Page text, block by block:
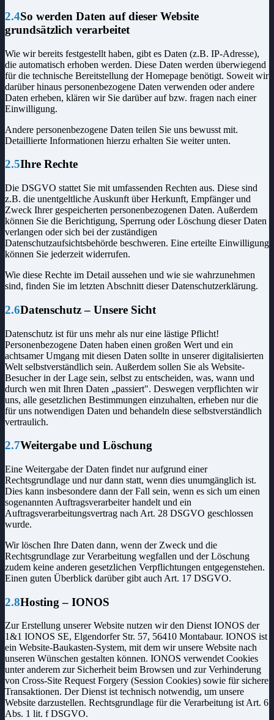
2.4So werden Daten auf dieser Website
grundsätzlich verarbeitet
Wie wir bereits festgestellt haben, gibt es Daten (z.B. IP-Adresse),
die automatisch erhoben werden. Diese Daten werden überwiegend
für die technische Bereitstellung der Homepage benötigt. Soweit wir
darüber hinaus personenbezogene Daten verwenden oder andere
Daten erheben, klären wir Sie darüber auf bzw. fragen nach einer
Einwilligung.
Andere personenbezogene Daten teilen Sie uns bewusst mit.
Detaillierte Informationen hierzu erhalten Sie weiter unten.
2.5Ihre Rechte
Die DSGVO stattet Sie mit umfassenden Rechten aus. Diese sind
z.B. die unentgeltliche Auskunft über Herkunft, Empfänger und
Zweck Ihrer gespeicherten personenbezogenen Daten. Außerdem
können Sie die Berichtigung, Sperrung oder Löschung dieser Daten
verlangen oder sich bei der zuständigen
Datenschutzaufsichtsbehörde beschweren. Eine erteilte Einwilligung
können Sie jederzeit widerrufen.
Wie diese Rechte im Detail aussehen und wie sie wahrzunehmen
sind, finden Sie im letzten Abschnitt dieser Datenschutzerklärung.
2.6Datenschutz – Unsere Sicht
Datenschutz ist für uns mehr als nur eine lästige Pflicht!
Personenbezogene Daten haben einen großen Wert und ein
achtsamer Umgang mit diesen Daten sollte in unserer digitalisierten
Welt selbstverständlich sein. Außerdem sollen Sie als Website-
Besucher in der Lage sein, selbst zu entscheiden, was, wann und
durch wen mit Ihren Daten „passiert". Deswegen verpflichten wir
uns, alle gesetzlichen Bestimmungen einzuhalten, erheben nur die
für uns notwendigen Daten und behandeln diese selbstverständlich
vertraulich.
2.7Weitergabe und Löschung
Eine Weitergabe der Daten findet nur aufgrund einer
Rechtsgrundlage und nur dann statt, wenn dies unumgänglich ist.
Dies kann insbesondere dann der Fall sein, wenn es sich um einen
sogenannten Auftragsverarbeiter handelt und ein
Auftragsverarbeitungsvertrag nach Art. 28 DSGVO geschlossen
wurde.
Wir löschen Ihre Daten dann, wenn der Zweck und die
Rechtsgrundlage zur Verarbeitung wegfallen und der Löschung
zudem keine anderen gesetzlichen Verpflichtungen entgegenstehen.
Einen guten Überblick darüber gibt auch Art. 17 DSGVO.
2.8Hosting – IONOS
Zur Erstellung unserer Website nutzen wir den Dienst IONOS der
1&1 IONOS SE, Elgendorfer Str. 57, 56410 Montabaur. IONOS ist
ein Website-Baukasten-System, mit dem wir unsere Website nach
unseren Wünschen gestalten können. IONOS verwendet Cookies
unter anderem zur Sicherheit beim Browsen und zur Verhinderung
von Cross-Site Request Forgery (Session Cookies) sowie für sichere
Transaktionen. Der Dienst ist technisch notwendig, um unsere
Website darzustellen. Rechtsgrundlage für die Verarbeitung ist Art. 6
Abs. 1 lit. f DSGVO.